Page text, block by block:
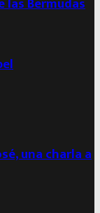
una charla a